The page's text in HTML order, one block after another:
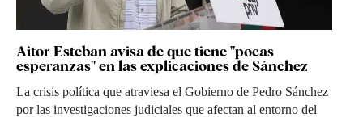
Aitor Esteban avisa de que tiene "pocas
esperanzas" en las explicaciones de Sánchez
La crisis política que atraviesa el Gobierno de Pedro Sánchez
por las investigaciones judiciales que afectan al entorno del